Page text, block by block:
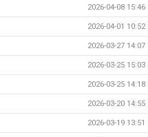
2026-04-08 15:46
2026-04-01 10:52
2026-03-27 14:07
2026-03-25 15:03
2026-03-25 14:18
2026-03-20 14:55
2026-03-19 13:51